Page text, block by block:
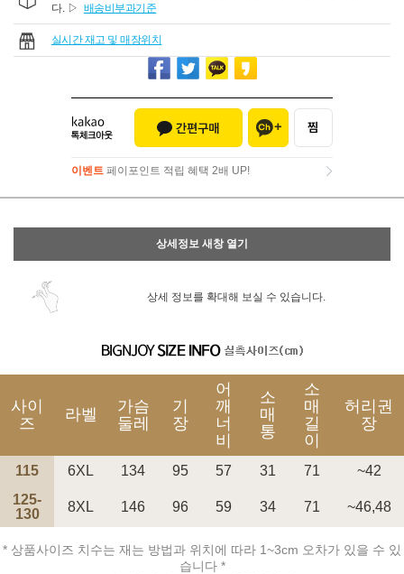
다. ▷ 배송비부과기준
실시간 재고 및 매장위치
이벤트 페이포인트 적립 혜택 2배 UP!
이벤트페이포인트 적립 혜택 2배 UP!
상세정보 새창 열기
상세 정보를 확대해 보실 수 있습니다.
사이
즈
라벨
가슴
둘레
기
장
어
깨
너
비
소
매
통
소
매
길
이
허리권
장
115 6XL 134 95 57 31 71
~42
125-
130
8XL 146 96 59 34 71 ~46,48
* 상품사이즈 치수는 재는 방법과 위치에 따라 1~3cm 오차가 있을 수 있
습니다 *